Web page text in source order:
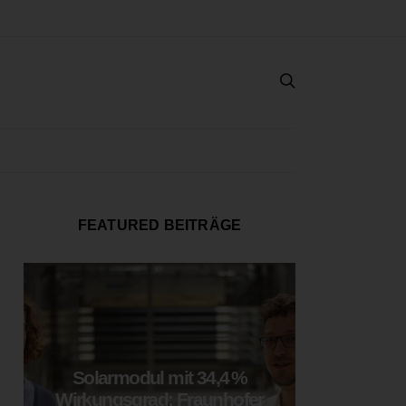
FEATURED BEITRÄGE
Solarmodul mit 34,4 %
Wirkungsgrad: Fraunhofer